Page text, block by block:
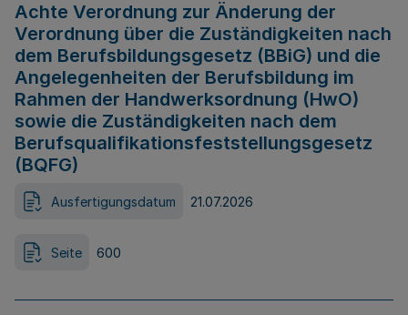
Achte Verordnung zur Änderung der
Verordnung über die Zuständigkeiten nach
dem Berufsbildungsgesetz (BBiG) und die
Angelegenheiten der Berufsbildung im
Rahmen der Handwerksordnung (HwO)
sowie die Zuständigkeiten nach dem
Berufsqualifikationsfeststellungsgesetz
(BQFG)
Ausfertigungsdatum 21.07.2026
Seite 600